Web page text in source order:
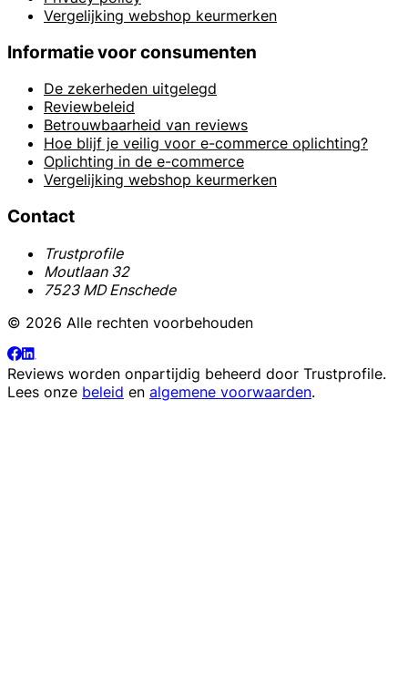
Vergelijking webshop keurmerken
Informatie voor consumenten
De zekerheden uitgelegd
Reviewbeleid
Betrouwbaarheid van reviews
Hoe blijf je veilig voor e-commerce oplichting?
Oplichting in de e-commerce
Vergelijking webshop keurmerken
Contact
Trustprofile
Moutlaan 32
7523 MD Enschede
© 2026 Alle rechten voorbehouden
Reviews worden onpartijdig beheerd door Trustprofile.
Lees onze beleid en algemene voorwaarden.